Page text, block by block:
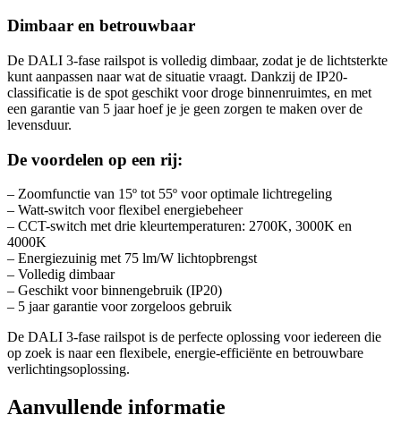
Dimbaar en betrouwbaar
De DALI 3-fase railspot is volledig dimbaar, zodat je de lichtsterkte
kunt aanpassen naar wat de situatie vraagt. Dankzij de IP20-
classificatie is de spot geschikt voor droge binnenruimtes, en met
een garantie van 5 jaar hoef je je geen zorgen te maken over de
levensduur.
De voordelen op een rij:
– Zoomfunctie van 15º tot 55º voor optimale lichtregeling
– Watt-switch voor flexibel energiebeheer
– CCT-switch met drie kleurtemperaturen: 2700K, 3000K en
4000K
– Energiezuinig met 75 lm/W lichtopbrengst
– Volledig dimbaar
– Geschikt voor binnengebruik (IP20)
– 5 jaar garantie voor zorgeloos gebruik
De DALI 3-fase railspot is de perfecte oplossing voor iedereen die
op zoek is naar een flexibele, energie-efficiënte en betrouwbare
verlichtingsoplossing.
Aanvullende informatie